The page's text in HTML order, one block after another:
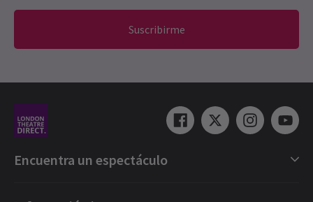
Suscribirme
Encuentra un espectáculo